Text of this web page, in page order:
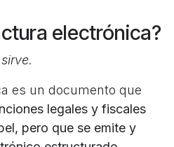
electrónica?
es un documento que
legales y fiscales
pero que se emite y